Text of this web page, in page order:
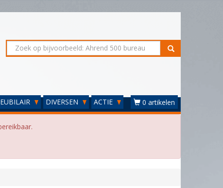
DIVERSEN ACTIE 0 artikelen